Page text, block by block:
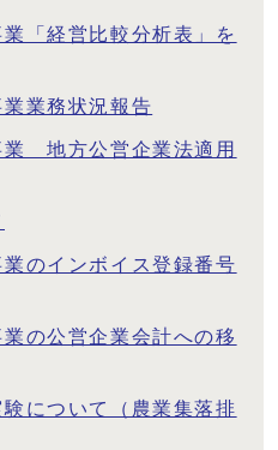
「経営比較分析表」を
業務状況報告
業 地方公営企業法適用
のインボイス登録番号
の公営企業会計への移
について（農業集落排